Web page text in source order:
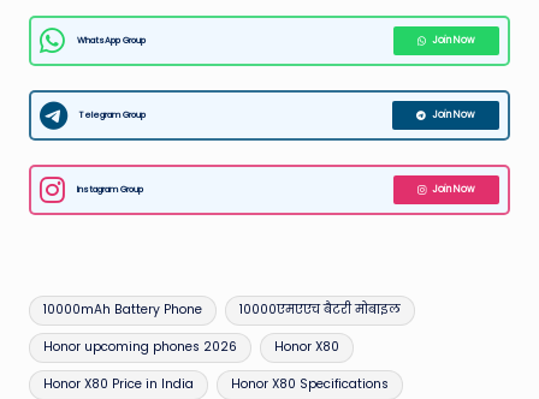
WhatsApp Group Join Now
Telegram Group Join Now
Instagram Group Join Now
Tags:
10000mAh Battery Phone 10000एमएएच बैटरी मोबाइल
Honor upcoming phones 2026 Honor X80
Honor X80 Price in India Honor X80 Specifications